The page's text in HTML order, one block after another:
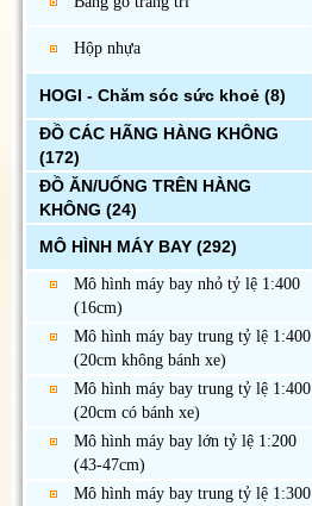
Hộp nhựa
HOGI - Chăm sóc sức khoẻ (8)
ĐỒ CÁC HÃNG HÀNG KHÔNG
(172)
ĐỒ ĂN/UỐNG TRÊN HÀNG
KHÔNG (24)
MÔ HÌNH MÁY BAY (292)
Mô hình máy bay nhỏ tỷ lệ 1:400
(16cm)
Mô hình máy bay trung tỷ lệ 1:400
(20cm không bánh xe)
Mô hình máy bay trung tỷ lệ 1:400
(20cm có bánh xe)
Mô hình máy bay lớn tỷ lệ 1:200
(43-47cm)
Mô hình máy bay trung tỷ lệ 1:300